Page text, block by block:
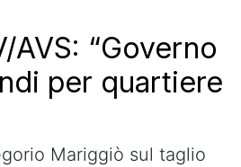
AVS: “Governo
per quartiere
Mariggiò sul taglio